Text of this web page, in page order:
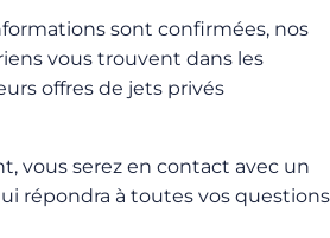
sont confirmées, nos
vous trouvent dans les
offres de jets privés
vous serez en contact avec un
répondra à toutes vos questions